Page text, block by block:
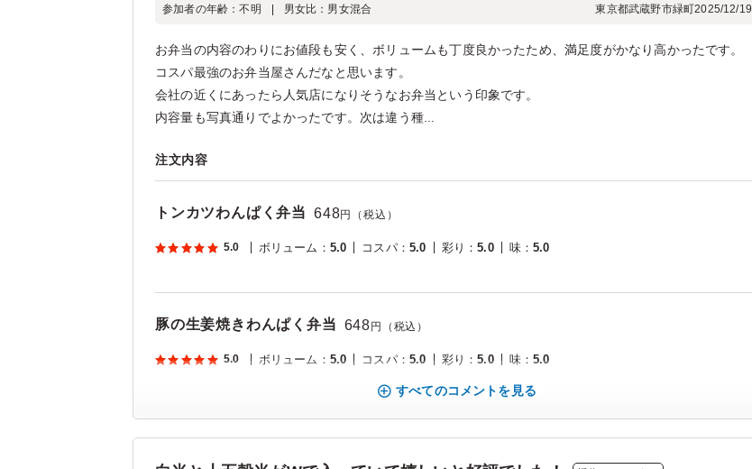
参加者の年齢：不明 男女比： 男女混合 東京都武蔵野市緑町2025/12/19
お弁当の内容のわりにお値段も安く、ボリュームも丁度良かったため、満足度がかなり高かったです。
コスパ最強のお弁当屋さんだなと思います。
会社の近くにあったら人気店になりそうなお弁当という印象です。
内容量も写真通りでよかったです。次は違う種...
注文内容
トンカツわんぱく弁当 648円（税込）
5.0 ボリューム ： 5.0 コスパ： 5.0 彩り ：5.0 味：5.0
豚の生姜焼きわんぱく弁当 648 円（税込）
5.0 ボリューム ： 5.0 コスパ： 5.0 彩り ：5.0 味：5.0
すべてのコメントを見る